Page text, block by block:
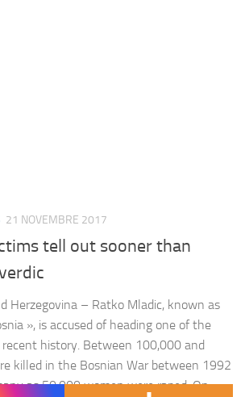
21 NOVEMBRE 2017
tell out sooner than
Herzegovina – Ratko Mladic, known as
», is accused of heading one of the
history. Between 100,000 and
killed in the Bosnian War between 1992
as 50,000 women were raped. On